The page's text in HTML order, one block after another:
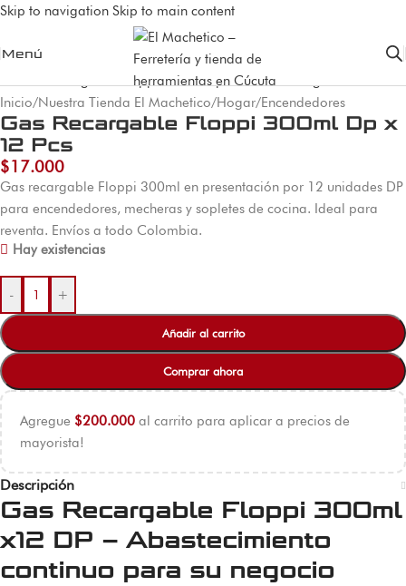
Skip to navigation Skip to main content
Menú
Inicio/Nuestra Tienda El Machetico/Hogar/Encendedores
Gas Recargable Floppi 300ml Dp x
12 Pcs
$17.000
Gas recargable Floppi 300ml en presentación por 12 unidades DP
para encendedores, mecheras y sopletes de cocina. Ideal para
reventa. Envíos a todo Colombia.
Hay existencias
- +
Añadir al carrito
Comprar ahora
Agregue $200.000 al carrito para aplicar a precios de
mayorista!
Descripción
Gas Recargable Floppi 300ml
x12 DP – Abastecimiento
continuo para su negocio